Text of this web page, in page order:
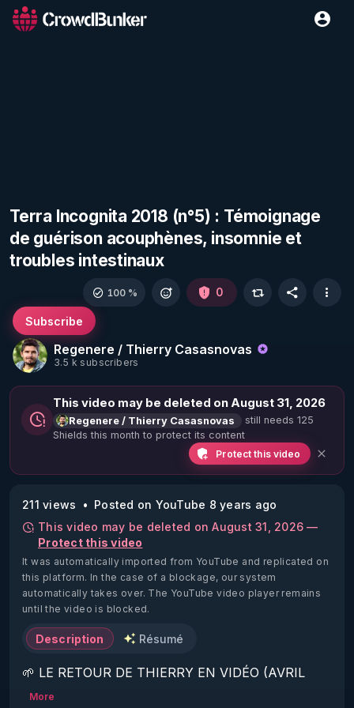
Terra Incognita 2018 (n°5) : Témoignage
de guérison acouphènes, insomnie et
troubles intestinaux
Regenere / Thierry Casasnovas
3.5 k subscribers
Subscribe
100 % 0
This video may be deleted on August 31, 2026
Regenere / Thierry Casasnovas
still needs 125
Shields this month to protect its content
Protect this video
211 views
Posted on YouTube 8 years ago
This video may be deleted on August 31, 2026 —
Protect this video
It was automatically imported from YouTube and replicated on
this platform. In the case of a blockage, our system
automatically takes over. The YouTube video player remains
until the video is blocked.
Description Résumé
🌱 LE RETOUR DE THIERRY EN VIDÉO (AVRIL
2022)!
More